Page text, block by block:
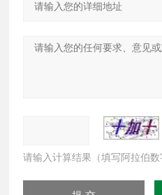
请输入计算结果（填写阿拉伯